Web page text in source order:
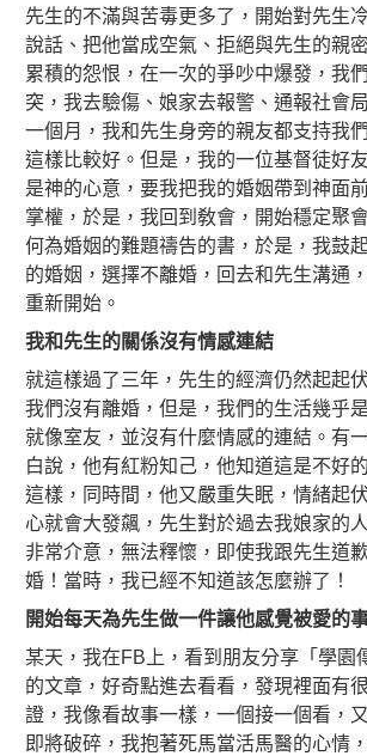
先生的不滿與苦毒更多了，開始對先生
說話、把他當成空氣、拒絕與先生的親
累積的怨恨，在一次的爭吵中爆發，我
突，我去驗傷、娘家去報警、通報社會
一個月，我和先生身旁的親友都支持我
這樣比較好。但是，我的一位基督徒好
是神的心意，要我把我的婚姻帶到神面
掌權，於是，我回到敎會，開始穩定聚
何為婚姻的難題禱告的書，於是，我鼓
的婚姻，選擇不離婚，回去和先生溝通
重新開始。
我和先生的關係沒有情感連結
就這樣過了三年，先生的經濟仍然起起
我們沒有離婚，但是，我們的生活幾乎
就像室友，並沒有什麼情感的連結。有
白說，他有紅粉知己，他知道這是不好
這樣，同時間，他又嚴重失眠，情緒起
心就會大發飆，先生對於過去我娘家的
非常介意，無法釋懷，即使我跟先生道
婚！當時，我已經不知道該怎麼辦了！
開始每天為先生做一件讓他感覺被愛的
某天，我在FB上，看到朋友分享「學園
的文章，好奇點進去看看，發現裡面有
證，我像看故事一樣，一個接一個看，
即將破碎，我抱著死馬當活馬醫的心情